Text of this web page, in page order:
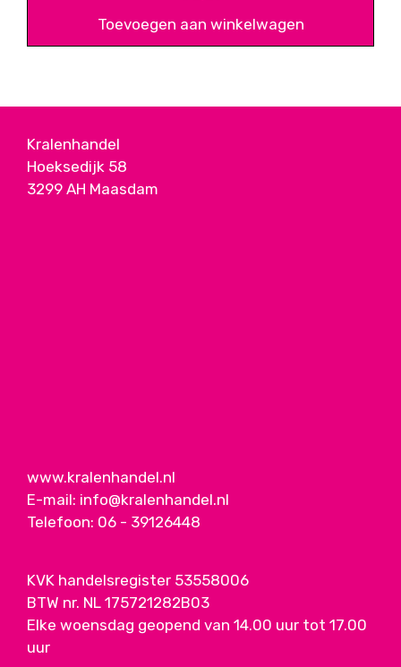
Toevoegen aan winkelwagen
Kralenhandel
Hoeksedijk 58
3299 AH Maasdam
www.kralenhandel.nl
E-mail: info@kralenhandel.nl
Telefoon: 06 - 39126448
KVK handelsregister 53558006
BTW nr. NL 175721282B03
Elke woensdag geopend van 14.00 uur tot 17.00
uur